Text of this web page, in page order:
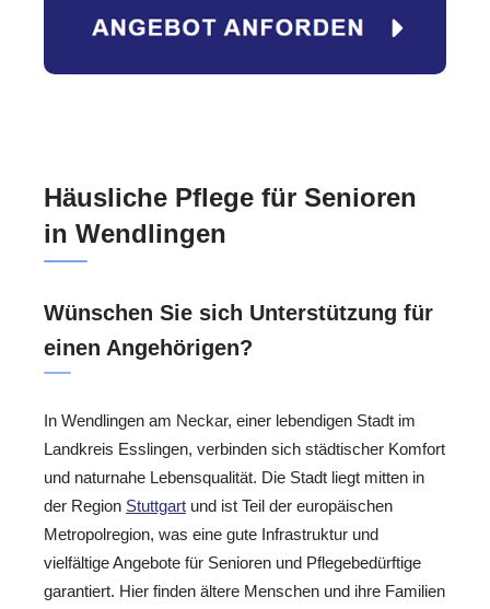
Häusliche Pflege für Senioren
in Wendlingen
Wünschen Sie sich Unterstützung für
einen Angehörigen?
In Wendlingen am Neckar, einer lebendigen Stadt im
Landkreis Esslingen, verbinden sich städtischer Komfort
und naturnahe Lebensqualität. Die Stadt liegt mitten in
der Region Stuttgart und ist Teil der europäischen
Metropolregion, was eine gute Infrastruktur und
vielfältige Angebote für Senioren und Pflegebedürftige
garantiert. Hier finden ältere Menschen und ihre Familien